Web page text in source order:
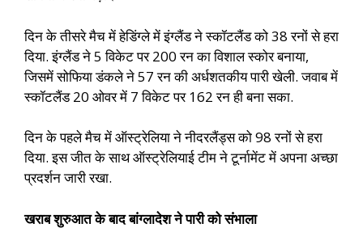
दिन के तीसरे मैच में हेडिंग्ले में इंग्लैंड ने स्कॉटलैंड को 38 रनों से हरा
दिया. इंग्लैंड ने 5 विकेट पर 200 रन का विशाल स्कोर बनाया,
जिसमें सोफिया डंकले ने 57 रन की अर्धशतकीय पारी खेली. जवाब में
स्कॉटलैंड 20 ओवर में 7 विकेट पर 162 रन ही बना सका.
दिन के पहले मैच में ऑस्ट्रेलिया ने नीदरलैंड्स को 98 रनों से हरा
दिया. इस जीत के साथ ऑस्ट्रेलियाई टीम ने टूर्नामेंट में अपना अच्छा
प्रदर्शन जारी रखा.
खराब शुरुआत के बाद बांग्लादेश ने पारी को संभाला